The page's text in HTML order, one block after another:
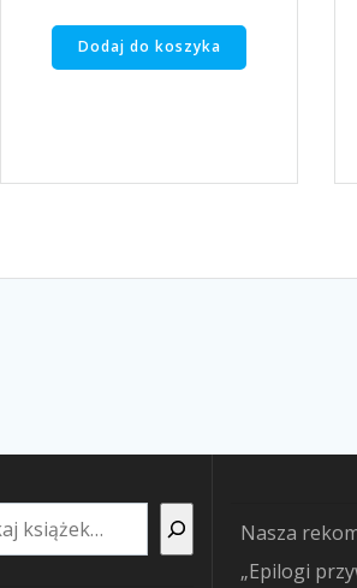
Dodaj do koszyka
Nasza
„Epilogi